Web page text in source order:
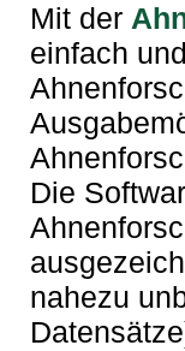
Mit der
einfach
Die
nahezu